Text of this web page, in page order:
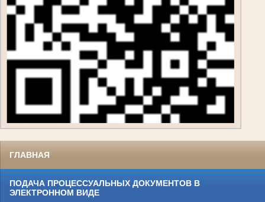
ГЛАВНАЯ
ПОДАЧА ПРОЦЕССУАЛЬНЫХ ДОКУМЕНТОВ В
ЭЛЕКТРОННОМ ВИДЕ